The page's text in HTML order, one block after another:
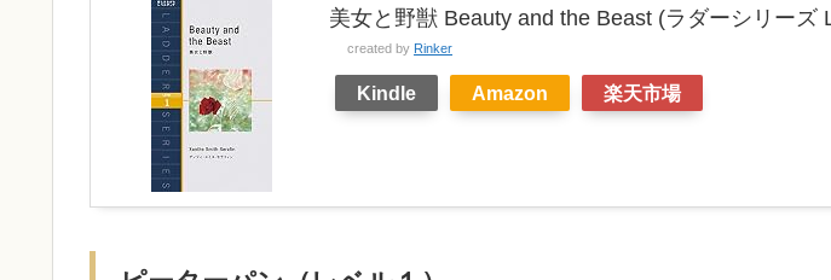
美女と野獣 Beauty and the Beast (ラダーシリーズ
created by Rinker
Kindle Amazon 楽天市場